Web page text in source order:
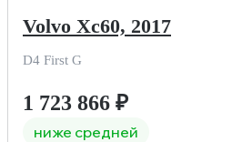
Volvo Xc60, 2017
D4 First G
1 723 866 ₽
ниже средней